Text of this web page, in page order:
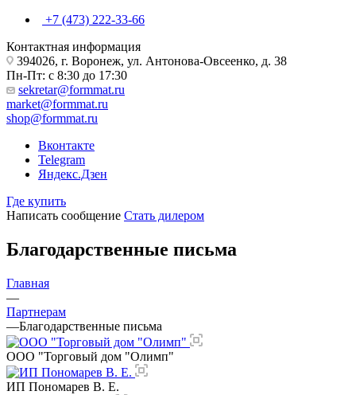
+7 (473) 222-33-66
Контактная информация
394026, г. Воронеж, ул. Антонова-Овсеенко, д. 38
Пн-Пт: с 8:30 до 17:30
sekretar@formmat.ru
market@formmat.ru
shop@formmat.ru
Вконтакте
Telegram
Яндекс.Дзен
Где купить
Написать сообщение Стать дилером
Благодарственные письма
Главная
—
Партнерам
—Благодарственные письма
ООО "Торговый дом "Олимп"
ИП Пономарев В. Е.